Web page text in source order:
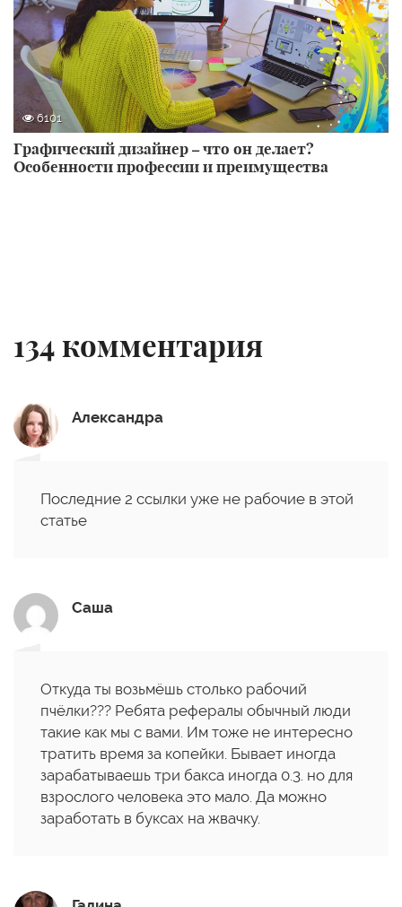
6101
Графический дизайнер – что он делает?
Особенности профессии и преимущества
134комментария
Александра
Последние 2 ссылки уже не рабочие в этой
статье
Саша
Откуда ты возьмёшь столько рабочий
пчёлки??? Ребята рефералы обычный люди
такие как мы с вами. Им тоже не интересно
тратить время за копейки. Бывает иногда
зарабатываешь три бакса иногда 0.3. но для
взрослого человека это мало. Да можно
заработать в буксах на жвачку.